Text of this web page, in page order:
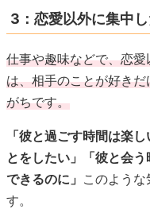
3：恋愛以外に集中
仕事や趣味などで、恋
は、相手のことが好き
がちです。
「彼と過ごす時間は楽
とをしたい」「彼と会
できるのに」 このよう
す。